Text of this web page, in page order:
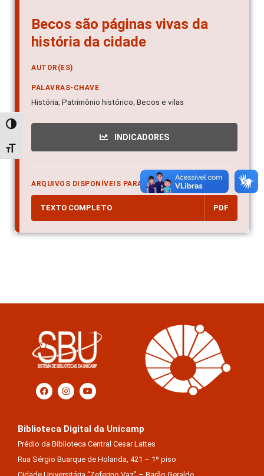
Alternar alto contraste
Alternar tamanho da fonte
Becos são páginas vivas da
história da cidade
AUTOR(ES)
PALAVRAS-CHAVE
História; Patrimônio histórico; Becos e vilas
INDICADORES
ARQUIVOS DISPONÍVEIS PARA DOWNLOAD
TEXTO COMPLETO PDF
Biblioteca Digital da Unicamp
Prédio da Biblioteca Central Cesar Lattes
Rua Sérgio Buarque de Holanda, 421 – 1º piso